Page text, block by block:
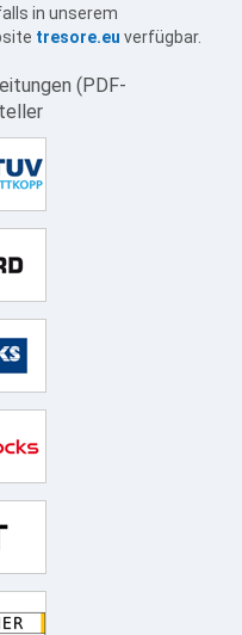
in unserem
tresore.eu verfügbar.
(PDF-